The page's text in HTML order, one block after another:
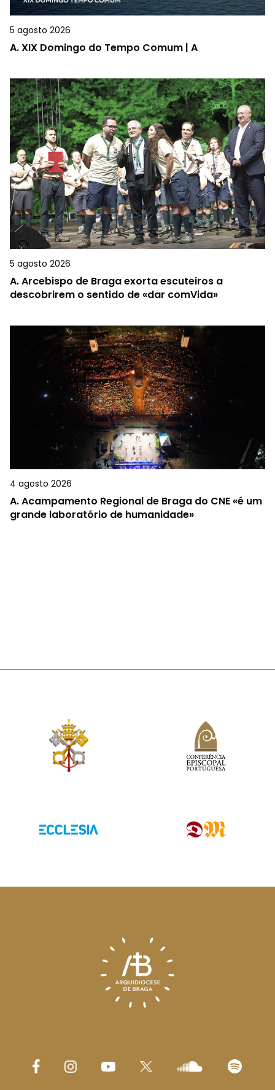
5 agosto 2026
A.XIX Domingo do Tempo Comum | A
5 agosto 2026
A.Arcebispo de Braga exorta escuteiros a
descobrirem o sentido de «dar comVida»
4 agosto 2026
A.Acampamento Regional de Braga do CNE «é um
grande laboratório de humanidade»